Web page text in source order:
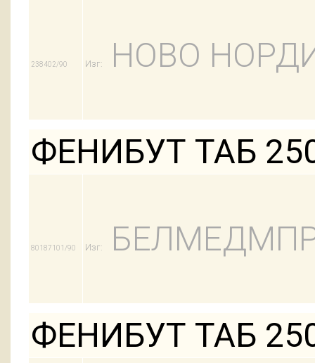
238402/90 Изг: НОВО
ФЕНИБУТ ТАБ
80187101/90 Изг:
ФЕНИБУТ ТАБ